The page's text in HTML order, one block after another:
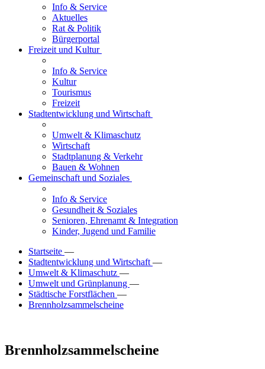
Info & Service
Aktuelles
Rat & Politik
Bürgerportal
Freizeit und Kultur
Info & Service
Kultur
Tourismus
Freizeit
Stadtentwicklung und Wirtschaft
Umwelt & Klimaschutz
Wirtschaft
Stadtplanung & Verkehr
Bauen & Wohnen
Gemeinschaft und Soziales
Info & Service
Gesundheit & Soziales
Senioren, Ehrenamt & Integration
Kinder, Jugend und Familie
Startseite —
Stadtentwicklung und Wirtschaft —
Umwelt & Klimaschutz —
Umwelt und Grünplanung —
Städtische Forstflächen —
Brennholzsammelscheine
Brennholzsammelscheine